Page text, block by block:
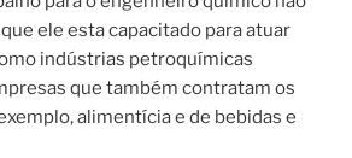
ele esta capacitado para atuar
indústrias petroquímicas
que também contratam os
alimentícia e de bebidas e